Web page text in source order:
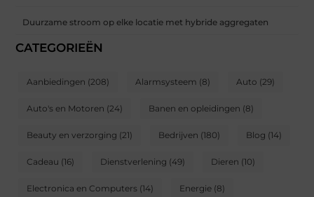
Duurzame stroom op elke locatie met hybride aggregaten
CATEGORIEËN
Aanbiedingen (208) Alarmsysteem (8) Auto (29)
Auto's en Motoren (24) Banen en opleidingen (8)
Beauty en verzorging (21) Bedrijven (180) Blog (14)
Cadeau (16) Dienstverlening (49) Dieren (10)
Electronica en Computers (14) Energie (8)